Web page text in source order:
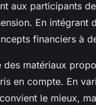
aux participants
En intégrant
financiers à
des matériaux
en compte. En
le mieux,